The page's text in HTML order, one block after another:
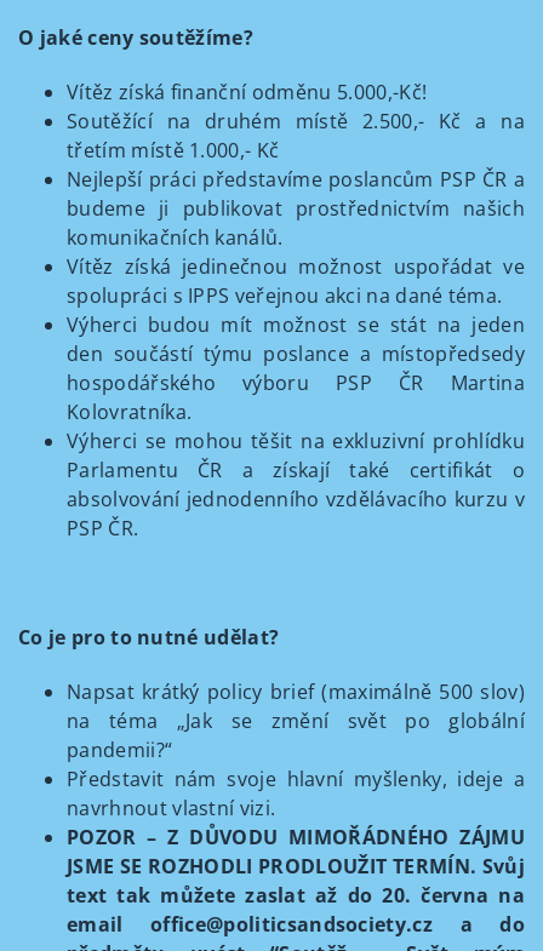
O jaké ceny soutěžíme?
Vítěz získá finanční odměnu 5.000,-Kč!
Soutěžící na druhém místě 2.500,- Kč a na
třetím místě 1.000,- Kč
Nejlepší práci představíme poslancům PSP ČR a
budeme ji publikovat prostřednictvím našich
komunikačních kanálů.
Vítěz získá jedinečnou možnost uspořádat ve
spolupráci s IPPS veřejnou akci na dané téma.
Výherci budou mít možnost se stát na jeden
den součástí týmu poslance a místopředsedy
hospodářského výboru PSP ČR Martina
Kolovratníka.
Výherci se mohou těšit na exkluzivní prohlídku
Parlamentu ČR a získají také certifikát o
absolvování jednodenního vzdělávacího kurzu v
PSP ČR.
Co je pro to nutné udělat?
Napsat krátký policy brief (maximálně 500 slov)
na téma „Jak se změní svět po globální
pandemii?“
Představit nám svoje hlavní myšlenky, ideje a
navrhnout vlastní vizi.
POZOR – Z DŮVODU MIMOŘÁDNÉHO ZÁJMU
JSME SE ROZHODLI PRODLOUŽIT TERMÍN. Svůj
text tak můžete zaslat až do 20. června na
email office@politicsandsociety.cz a do